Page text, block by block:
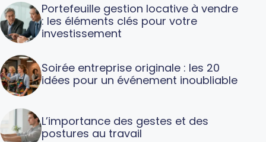
Portefeuille gestion locative à vendre
: les éléments clés pour votre
investissement
Soirée entreprise originale : les 20
idées pour un événement inoubliable
L’importance des gestes et des
postures au travail